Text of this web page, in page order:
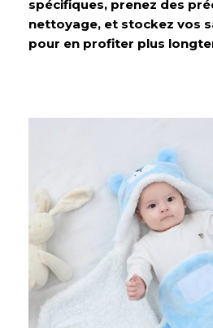
spécifiques, prenez des
nettoyage, et stockez vos
pour en profiter plus